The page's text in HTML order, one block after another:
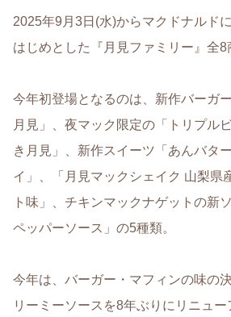
2025年9月3日(水)からマクドナルド
はじめとした『月見ファミリー』全8
今年初登場となるのは、新作バーガ
月見」、夜マック限定の「トリプル
き月見」、新作スイーツ「あんバタ
イ」、「月見マックシェイク 山梨県
ト味」、チキンマックナゲットの新
ペッパーソース」の5種類。
今年は、バーガー・マフィンの味の
リーミーソースを8年ぶりにリニュー